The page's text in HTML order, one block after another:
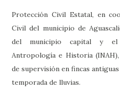
Protección Civil Estatal, en
Civil del municipio de
del municipio capital y el
Antropología e Historia
de supervisión en fincas
temporada de lluvias.